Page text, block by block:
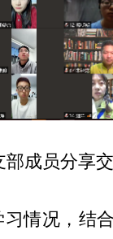
成员分享
情况，结